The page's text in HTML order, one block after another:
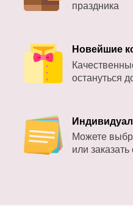
праздника
Новейшие
остануться
Можете
или заказать